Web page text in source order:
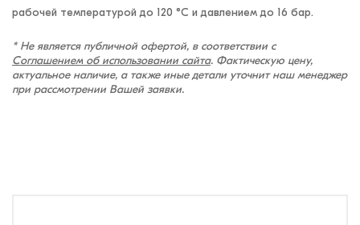
рабочей температурой до 120 °С и давлением до 16 бар.
* Не является публичной офертой, в соответствии с
Соглашением об использовании сайта. Фактическую цену,
актуальное наличие, а также иные детали уточнит наш менеджер
при рассмотрении Вашей заявки.